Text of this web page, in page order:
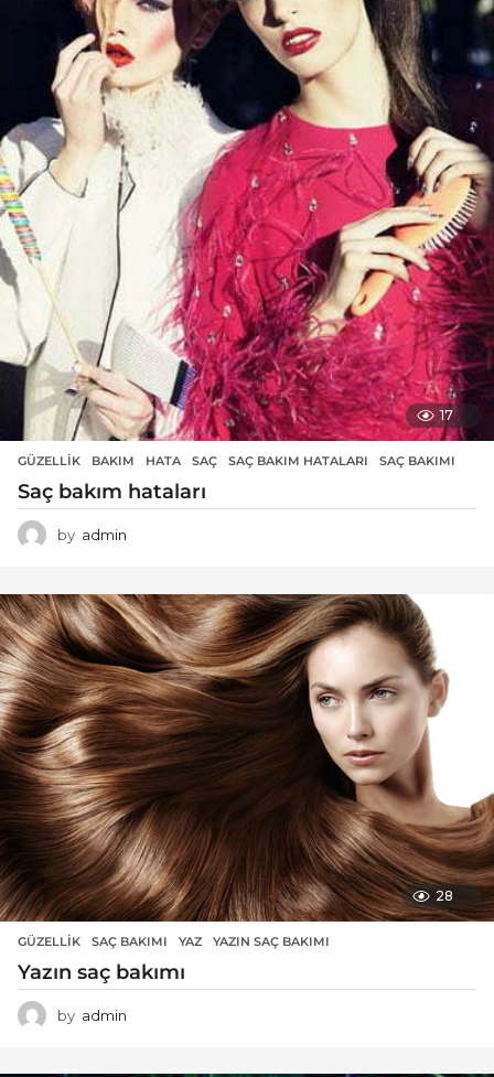
17
GÜZELLIK BAKIM ,HATA ,SAÇ ,SAÇ BAKIM HATALARI ,SAÇ BAKIMI
Saç bakım hataları
by admin
28
GÜZELLIK SAÇ BAKIMI ,YAZ ,YAZIN SAÇ BAKIMI
Yazın saç bakımı
by admin